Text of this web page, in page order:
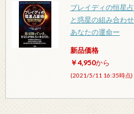
ブレイディの恒星
と惑星の組み合わ
あなたの運命ー
新品価格
￥4,950から
(2021/5/11 16:35時点)